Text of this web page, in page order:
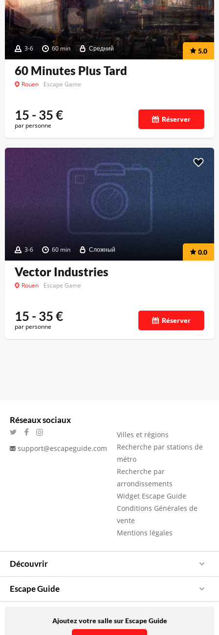
3-6 60 min Средний 5.0
60 Minutes Plus Tard
Rouen Escape Game
15 - 35€
par personne
Réserver
3-6 60 min Сложный 0.0
Vector Industries
Rouen Escape Game
15 - 35€
par personne
Réserver
Réseaux sociaux
support@escapeguide.com
Villes et régions
Recherche par stations de
métro
Recherche par
arrondissements
Widget Escape Guide
Conditions Générales de
vente
Mentions légales
Découvrir
Escape Guide
Ajoutez votre salle sur Escape Guide